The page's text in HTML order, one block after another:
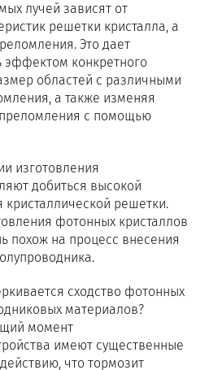
лучей зависят от
решетки кристалла, а
Это дает
эффектом конкретного
областей с различными
а также изменяя
с помощью
изготовления
добиться высокой
решетки.
фотонных кристаллов
похож на процесс внесения
сходство фотонных
материалов?
момент
имеют существенные
что тормозит